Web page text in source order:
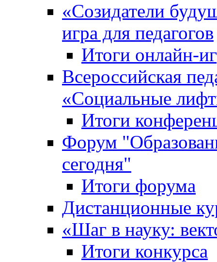
«Cозидатели
игра для педагогов
Итоги онлайн-
Всероссийская
«Cоциальные
Итоги
Форум
сегодня"
Итоги форума
Дистанционные
«Шаг в науку:
Итоги конкурса